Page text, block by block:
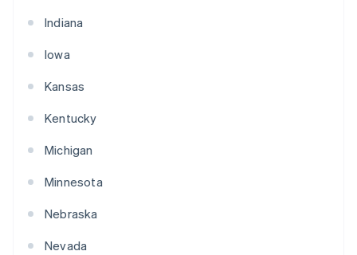
Indiana
Iowa
Kansas
Kentucky
Michigan
Minnesota
Nebraska
Nevada